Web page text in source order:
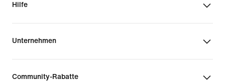
Hilfe
Unternehmen
Community-Rabatte